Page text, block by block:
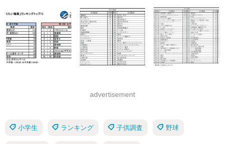
advertisement
小学生 ランキング 子供調査 野球